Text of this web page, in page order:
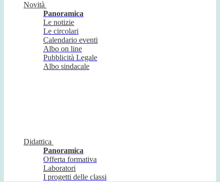
Novità
Panoramica
Le notizie
Le circolari
Calendario eventi
Albo on line
Pubblicità Legale
Albo sindacale
Didattica
Panoramica
Offerta formativa
Laboratori
I progetti delle classi